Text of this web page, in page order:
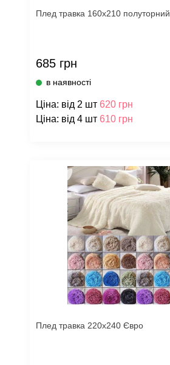
Плед травка 160х210 полуторний
685 грн
в наявності
Ціна: від 2 шт 620 грн
Ціна: від 4 шт 610 грн
Плед травка 220х240 Євро